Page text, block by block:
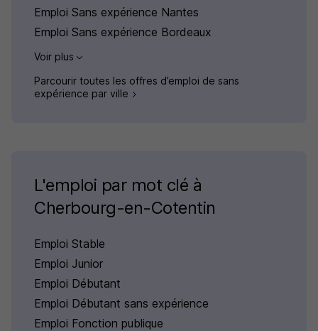
Emploi Sans expérience Nantes
Emploi Sans expérience Bordeaux
Voir plus
Parcourir toutes les offres d’emploi de sans
expérience par ville
L'emploi par mot clé à
Cherbourg-en-Cotentin
Emploi Stable
Emploi Junior
Emploi Débutant
Emploi Débutant sans expérience
Emploi Fonction publique